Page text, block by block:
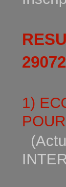
1)